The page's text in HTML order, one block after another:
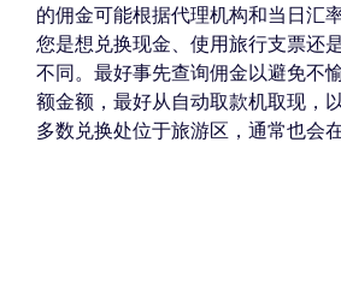
的佣金可能根据代理机构和当日汇
您是想兑换现金、使用旅行支票还
不同。最好事先查询佣金以避免不
额金额，最好从自动取款机取现，
多数兑换处位于旅游区，通常也会